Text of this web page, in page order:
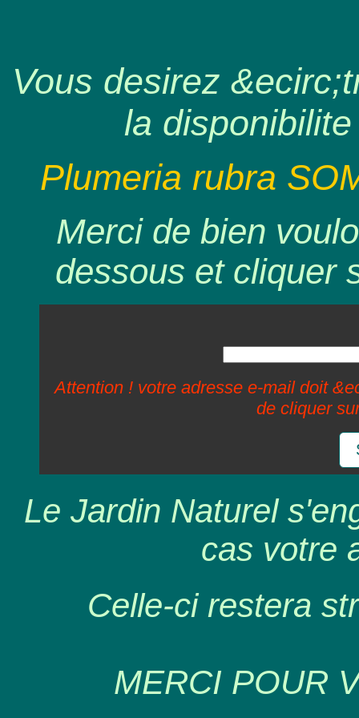
Vous desirez
la
Plumeria rubra
Merci de bien
dessous et cliquer
Attention ! votre adresse e-mail doit
de cliquer
Le Jardin Naturel
cas votre
Celle-ci restera
MERCI POUR